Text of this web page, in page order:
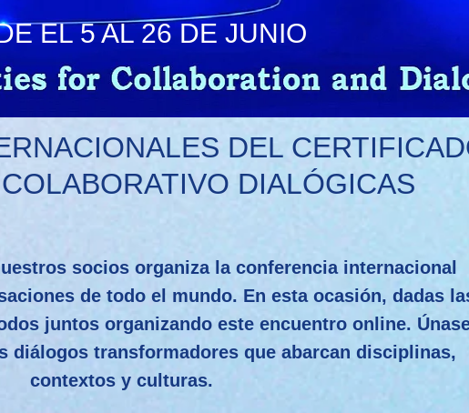
EL 5 AL 26 DE JUNIO
DEL
DIALÓGICAS
socios organiza la conferencia internacional
de todo el mundo. En esta ocasión, dadas
juntos organizando este encuentro online.
diálogos transformadores que abarcan disciplinas,
contextos y culturas.